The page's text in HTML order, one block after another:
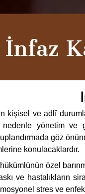
kişisel ve adlî
nedenle yönetim
göz
konulacaklardır.
özel
ve
stres ve